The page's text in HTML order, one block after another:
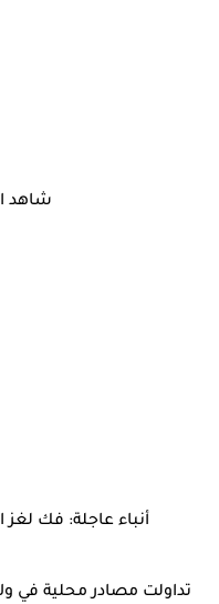
شاهد
أنباء عاجلة: فك لغز
تداولت مصادر محلية في